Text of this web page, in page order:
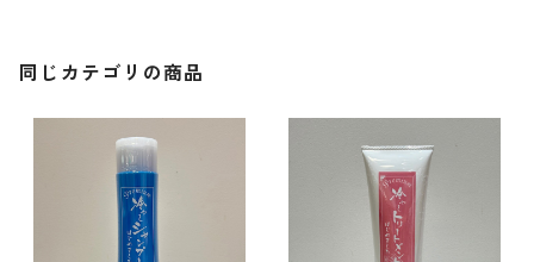
同じカテゴリの商品